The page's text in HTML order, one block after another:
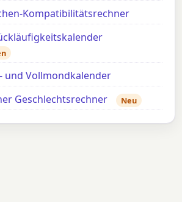
Kompatibilitätsrechner
und Vollmondkalender
Geschlechtsrechner
Neu